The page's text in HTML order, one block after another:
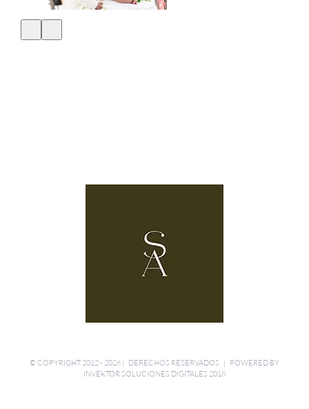
© COPYRIGHT 2012 - 2026 | DERECHOS RESERVADOS | POWERED BY
INVEKTOR SOLUCIONES DIGITALES 2018